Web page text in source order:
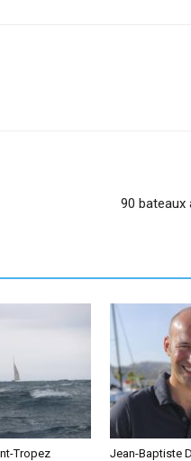
90 bateaux
Tropez
Jean-Baptiste